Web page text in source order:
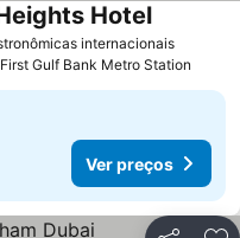
internacionais
Hotel
Gulf Bank Metro Station
Ver preços